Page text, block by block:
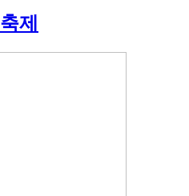
제